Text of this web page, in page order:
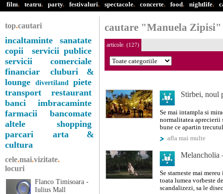
film. teatru. party. festivaluri. spectacole. concerte. food. nightlife.
top.cautari
incaltaminte
sanatate
copii
servicii publice
servicii comerciale
financiar
cluburi &
lounge
divertiland
piete
transport
restaurant
banci
imbracaminte
farmacii
bancomate
altele
shopping
parcari
arta &
cultura
cele.mai.vizitate.
locuri
Flanco Timisoara -
Iulius Mall
cautare "Manuela
articole. (127)
Stirbei, noul
Se mai intampla si
normalitatea
bune ce apartin
afla mai multe
Melancholia
Se starneste mai
toata lumea vorbeste
scandalizezi, sa le